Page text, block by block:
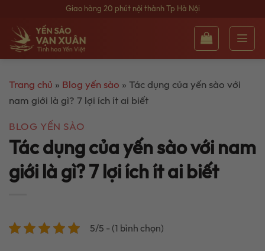
nội
dung
Giao hàng 20 phút nội thành Tp Hà Nội
Trang chủ » Blog yến sào » Tác dụng của yến sào với
nam giới là gì? 7 lợi ích ít ai biết
BLOG YẾN SÀO
Tác dụng của yến sào với nam
giới là gì? 7 lợi ích ít ai biết
5/5 - (1 bình chọn)